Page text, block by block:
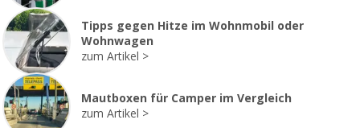
Tipps gegen Hitze im Wohnmobil oder
Wohnwagen
zum Artikel
Mautboxen für Camper im Vergleich
zum Artikel